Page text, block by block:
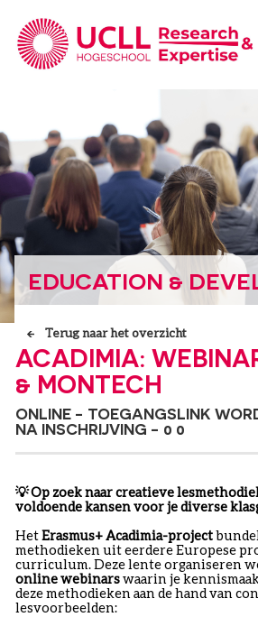
EDUCATION &
Terug naar het overzicht
ACADIMIA:
& MONTECH
ONLINE - TOEGANGSLINK
NA INSCHRIJVING - 0 0
💡Op zoek naar creatieve
voldoende kansen voor je diverse
HetErasmus+ Acadimia-project
methodieken uit eerdere Europese
curriculum. Deze lente organiseren
online webinarswaarin je
deze methodieken aan de hand van
lesvoorbeelden: